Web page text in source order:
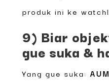
produk ini ke
9) Biar
gue suka &
Yang gue suka: